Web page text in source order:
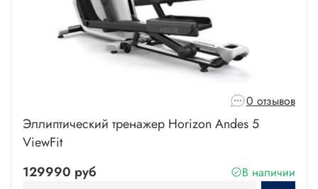
0 отзывов
Эллиптический тренажер Horizon Andes 5
ViewFit
129990 руб
В наличии